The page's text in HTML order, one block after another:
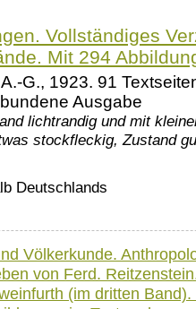
Vollständiges
Mit 294
G., 1923. 91
Ausgabe
lichtrandig und mit
stockfleckig, Zustand
Deutschlands